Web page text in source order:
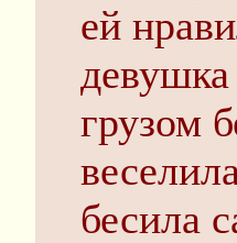
ей
грузом
бесила